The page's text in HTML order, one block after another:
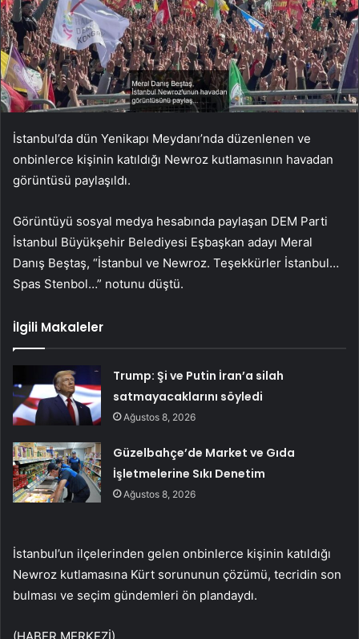
İstanbul’da dün Yenikapı Meydanı’nda düzenlenen ve
onbinlerce kişinin katıldığı Newroz kutlamasının havadan
görüntüsü paylaşıldı.
Görüntüyü sosyal medya hesabında paylaşan DEM Parti
İstanbul Büyükşehir Belediyesi Eşbaşkan adayı Meral
Danış Beştaş, “İstanbul ve Newroz. Teşekkürler İstanbul…
Spas Stenbol…” notunu düştü.
İlgili Makaleler
Trump: Şi ve Putin İran’a silah
satmayacaklarını söyledi
Ağustos 8, 2026
Güzelbahçe’de Market ve Gıda
İşletmelerine Sıkı Denetim
Ağustos 8, 2026
İstanbul’un ilçelerinden gelen onbinlerce kişinin katıldığı
Newroz kutlamasına Kürt sorununun çözümü, tecridin son
bulması ve seçim gündemleri ön plandaydı.